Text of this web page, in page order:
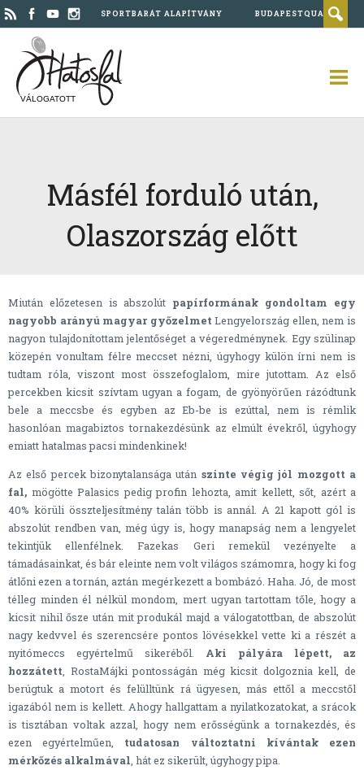
SPORTBARÁT ALAPÍTVÁNY BUDAPESTQUAD
VÁLOGATOTT
Másfél forduló után,
Olaszország előtt
Miután előzetesen is abszolút papírformának gondoltam egy
nagyobb arányú magyar győzelmetLengyelország ellen, nem is
nagyon tulajdonítottam jelentőséget a végeredménynek. Egy szülinap
közepén vonultam félre meccset nézni, úgyhogy külön írni nem is
tudtam róla, viszont most összefoglalom, mire jutottam. Az első
percekben kicsit szívtam ugyan a fogam, de gyönyörűen rázódtunk
bele a meccsbe és egyben az Eb-be is ezúttal, nem is rémlik
hasonlóan magabiztos tornakezdésünk az elmúlt évekről, úgyhogy
emiatt hatalmas pacsi mindenkinek!
Az első percek bizonytalansága után szinte végig jól mozgott a
fal, mögötte Palasics pedig profin lehozta, amit kellett, sőt, azért a
40% körüli összteljesítmény talán több is annál. A 21 kapott gól is
abszolút rendben van, még úgy is, hogy manapság nem a lengyelet
tekintjük ellenfélnek. Fazekas Geri remekül vezényelte a
támadásainkat, és bár eleinte nem volt világos számomra, hogy ki fog
átlőni ezen a tornán, aztán megérkezett a bombázó. Haha. Jó, de most
télleg minden él nélkül mondom, mert ugyan tartottam tőle, hogy a
kicsit nihil ősze után mit produkál majd a válogatottban, de abszolút
nagy kedvvel és szerencsére pontos lövésekkel vette ki a részét a
nyitómeccs egyértelmű sikeréből. Aki pályára lépett, az
hozzátett , RostaMájki pontosságán még kicsit dolgoznia kell, de
berúgtuk a motort és felülltünk rá ügyesen, más ettől a meccstől
igazából nem is kellett. Ahogy hallgattam a nyilatkozatokat, a srácok
is tisztában voltak azzal, hogy nem erősségünk a tornakezdés, és
ezen egyértelműen, tudatosan változtatni kívántak ezen
mérkőzés alkalmával , hát ez sikerült, úgyhogy pipa.